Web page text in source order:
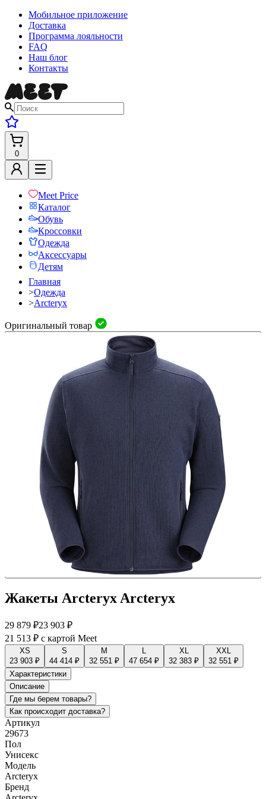
Мобильное приложение
Доставка
Программа лояльности
FAQ
Наш блог
Контакты
0
Meet Price
Каталог
Обувь
Кроссовки
Одежда
Аксессуары
Детям
Главная
>Одежда
>Arcteryx
Оригинальный товар
Жакеты Arcteryx Arcteryx
29 879 ₽23 903 ₽
21 513 ₽ с картой Meet
XS
23 903 ₽
S
44 414 ₽
M
32 551 ₽
47 654 ₽
XL
32 383 ₽
XXL
32 551 ₽
Характеристики
Описание
Где мы берем товары?
Как происходит доставка?
Артикул
29673
Пол
Унисекс
Модель
Arcteryx
Бренд